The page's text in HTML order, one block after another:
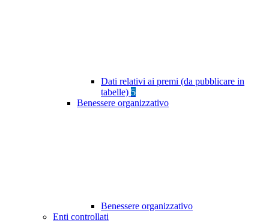
Dati relativi ai premi (da pubblicare in
tabelle) 5
Benessere organizzativo
Benessere organizzativo
Enti controllati